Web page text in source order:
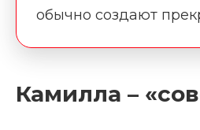
обычно создают
Камилла –